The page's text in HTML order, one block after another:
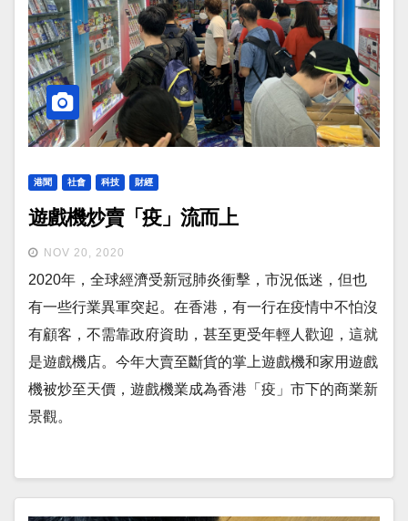
港聞 社會 科技 財經
遊戲機炒賣「疫」流而上
NOV 20, 2020
2020年，全球經濟受新冠肺炎衝擊，市況低迷，但也
有一些行業異軍突起。在香港，有一行在疫情中不怕沒
有顧客，不需靠政府資助，甚至更受年輕人歡迎，這就
是遊戲機店。今年大賣至斷貨的掌上遊戲機和家用遊戲
機被炒至天價，遊戲機業成為香港「疫」市下的商業新
景觀。